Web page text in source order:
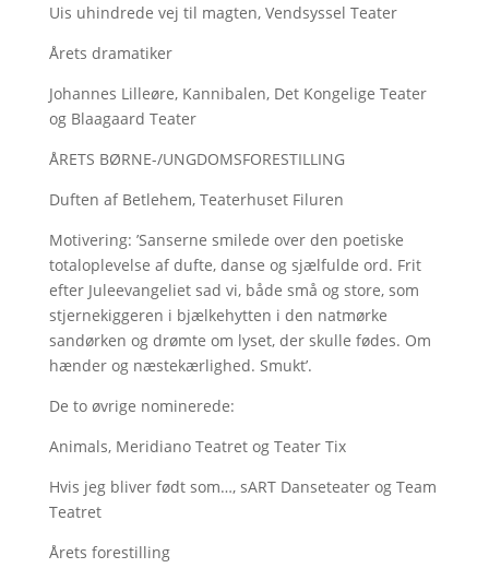
Uis uhindrede vej til magten, Vendsyssel Teater
Årets dramatiker
Johannes Lilleøre, Kannibalen, Det Kongelige Teater
og Blaagaard Teater
ÅRETS BØRNE-/UNGDOMSFORESTILLING
Duften af Betlehem, Teaterhuset Filuren
Motivering: ’Sanserne smilede over den poetiske
totaloplevelse af dufte, danse og sjælfulde ord. Frit
efter Juleevangeliet sad vi, både små og store, som
stjernekiggeren i bjælkehytten i den natmørke
sandørken og drømte om lyset, der skulle fødes. Om
hænder og næstekærlighed. Smukt’.
De to øvrige nominerede:
Animals, Meridiano Teatret og Teater Tix
Hvis jeg bliver født som…, sART Danseteater og Team
Teatret
Årets forestilling